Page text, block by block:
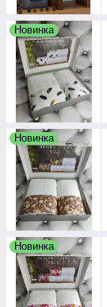
Новинка
Новинка
Новинка